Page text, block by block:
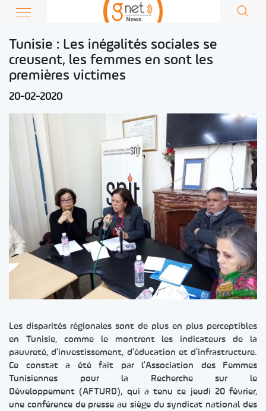
Tunisie : Les inégalités sociales se
creusent, les femmes en sont les
premières victimes
20-02-2020
Les disparités régionales sont de plus en plus perceptibles
en Tunisie, comme le montrent les indicateurs de la
pauvreté, d’investissement, d’éducation et d’infrastructure.
Ce constat a été fait par l’Association des Femmes
Tunisiennes pour la Recherche sur le
Développement (AFTURD), qui a tenu ce jeudi 20 février,
une conférence de presse au siège du syndicat national des